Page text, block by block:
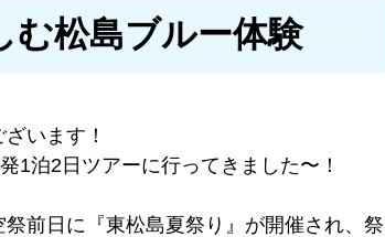
む松島ブルー体験
います！
1泊2日ツアーに行ってきました〜！
前日に『東松島夏祭り』が開催され、祭